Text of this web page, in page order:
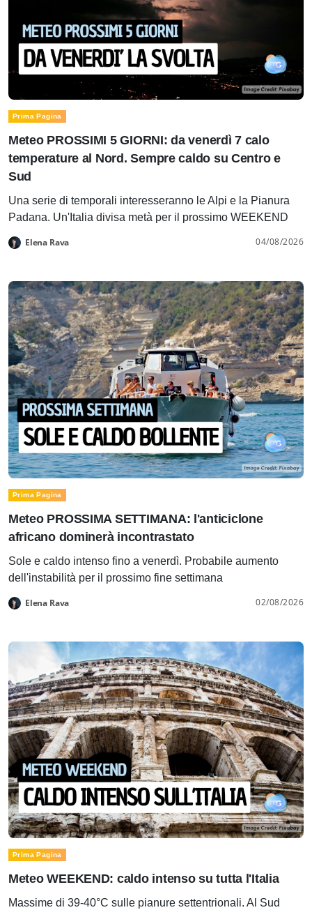
Prima Pagina
Meteo PROSSIMI 5 GIORNI: da venerdì 7 calo
temperature al Nord. Sempre caldo su Centro e
Sud
Una serie di temporali interesseranno le Alpi e la Pianura
Padana. Un'Italia divisa metà per il prossimo WEEKEND
Elena Rava 04/08/2026
Prima Pagina
Meteo PROSSIMA SETTIMANA: l'anticiclone
africano dominerà incontrastato
Sole e caldo intenso fino a venerdì. Probabile aumento
dell'instabilità per il prossimo fine settimana
Elena Rava 02/08/2026
Prima Pagina
Meteo WEEKEND: caldo intenso su tutta l'Italia
Massime di 39-40°C sulle pianure settentrionali. Al Sud